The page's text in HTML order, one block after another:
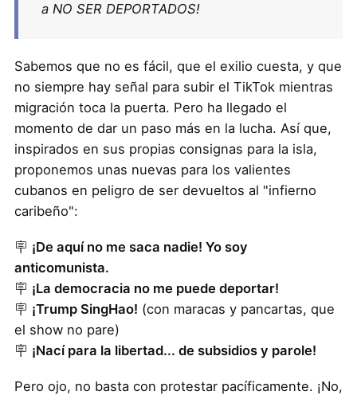
a NO SER DEPORTADOS!
Sabemos que no es fácil, que el exilio cuesta, y que
no siempre hay señal para subir el TikTok mientras
migración toca la puerta. Pero ha llegado el
momento de dar un paso más en la lucha. Así que,
inspirados en sus propias consignas para la isla,
proponemos unas nuevas para los valientes
cubanos en peligro de ser devueltos al "infierno
caribeño":
🪧 ¡De aquí no me saca nadie! Yo soy
anticomunista.
🪧 ¡La democracia no me puede deportar!
🪧 ¡Trump SingHao! (con maracas y pancartas, que
el show no pare)
🪧 ¡Nací para la libertad... de subsidios y parole!
Pero ojo, no basta con protestar pacíficamente. ¡No,